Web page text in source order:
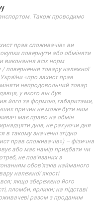
Також проводимо
прав споживачів» ви
повернути або обміняти
виконання всіх норм
повернення товару належної
«про захист прав
непродовольчий товар
у якого він був
його за формою, габаритами,
причин не може бути ним
має право на обмін
днів, не рахуючи дня
в такому значенні згідно
прав споживачів») – фізична
або має намір придбати чи
не пов’язаних з
обов’язків найманого
належної якості
якщо збережено його
пломби, ярлики; на підставі
разом з проданим